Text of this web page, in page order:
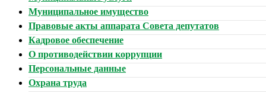
Муниципальное имущество
Правовые акты аппарата Совета депутатов
Кадровое обеспечение
О противодействии коррупции
Персональные данные
Охрана труда